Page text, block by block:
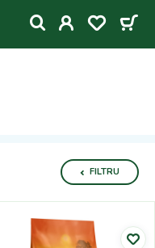
FILTRU